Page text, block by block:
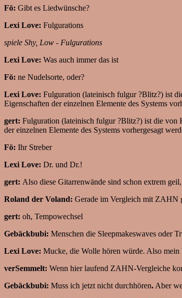
Fö: Gibt es Liedwünsche?
Lexi Love: Fulgurations
spiele Shy, Low - Fulgurations
Lexi Love: Was auch immer das ist
Fö: ne Nudelsorte, oder?
Lexi Love: Fulguration (lateinisch fulgur ?Blitz?) ist
Eigenschaften der einzelnen Elemente des Systems
gert: Fulguration (lateinisch fulgur ?Blitz?) ist die von
der einzelnen Elemente des Systems vorhergesagt
Fö: Ihr Streber
Lexi Love: Dr. und Dr.!
gert: Also diese Gitarrenwände sind schon extrem
Roland der Voland: Gerade im Vergleich mit ZAHN
gert: oh, Tempowechsel
Gebäckbubi: Menschen die Sleepmakeswaves oder
Lexi Love: Mucke, die Wolle hören würde. Also mein
verSemmelt: Wenn hier laufend ZAHN-Vergleiche
Gebäckbubi: Muss ich jetzt nicht durchhören. Aber